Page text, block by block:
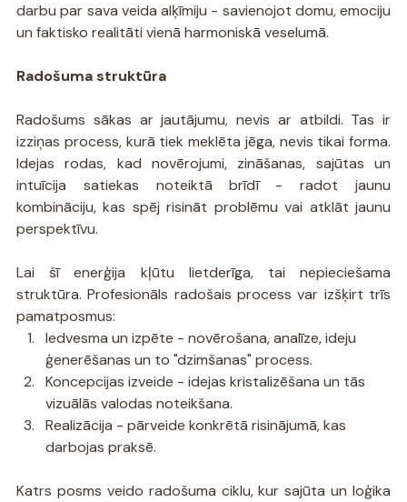
darbu par sava veida alķīmiju - savienojot domu, emociju
un faktisko realitāti vienā harmoniskā veselumā.
Radošuma struktūra
Radošums sākas ar jautājumu, nevis ar atbildi. Tas ir
izziņas process, kurā tiek meklēta jēga, nevis tikai forma.
Idejas rodas, kad novērojumi, zināšanas, sajūtas un
intuīcija satiekas noteiktā brīdī - radot jaunu
kombināciju, kas spēj risināt problēmu vai atklāt jaunu
perspektīvu.
Lai šī enerģija kļūtu lietderīga, tai nepieciešama
struktūra. Profesionāls radošais process var izšķirt trīs
pamatposmus:
Iedvesma un izpēte - novērošana, analīze, ideju
ģenerēšanas un to "dzimšanas" process.
Koncepcijas izveide - idejas kristalizēšana un tās
vizuālās valodas noteikšana.
Realizācija - pārveide konkrētā risinājumā, kas
darbojas praksē.
Katrs posms veido radošuma ciklu, kur sajūta un loģika